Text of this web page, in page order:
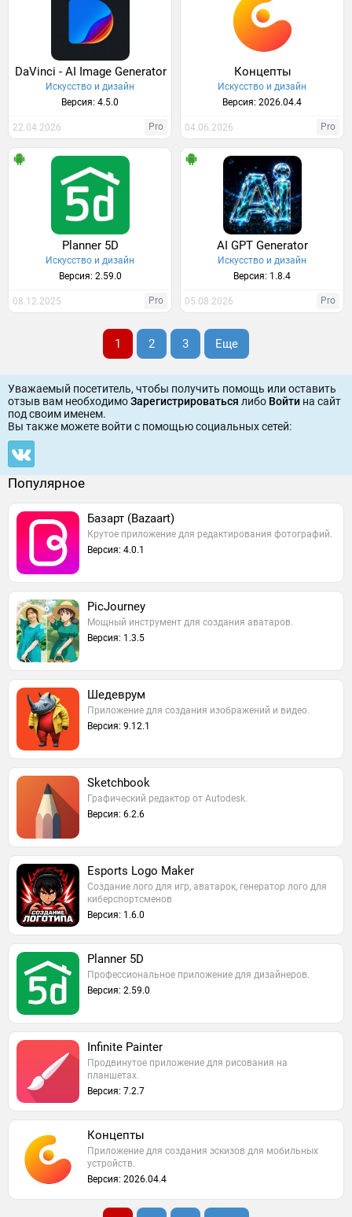
DaVinci - AI Image Generator
Искусство и дизайн
Версия: 4.5.0
22.04.2026 Pro
Концепты
Искусство и дизайн
Версия: 2026.04.4
04.06.2026 Pro
Planner 5D
Искусство и дизайн
Версия: 2.59.0
08.12.2025 Pro
AI GPT Generator
Искусство и дизайн
Версия: 1.8.4
05.08.2026 Pro
1 2 3 Еще
Уважаемый посетитель, чтобы получить помощь или оставить
отзыв вам необходимоЗарегистрироваться либо Войти на сайт
под своим именем.
Вы также можете войти c помощью социальных сетей:
Популярное
Базарт (Bazaart)
Крутое приложение для редактирования фотографий.
Версия: 4.0.1
PicJourney
Мощный инструмент для создания аватаров.
Версия: 1.3.5
Шедеврум
Приложение для создания изображений и видео.
Версия: 9.12.1
Sketchbook
Графический редактор от Autodesk.
Версия: 6.2.6
Esports Logo Maker
Создание лого для игр, аватарок, генератор лого для
киберспортсменов
Версия: 1.6.0
Planner 5D
Профессиональное приложение для дизайнеров.
Версия: 2.59.0
Infinite Painter
Продвинутое приложение для рисования на
планшетах.
Версия: 7.2.7
Концепты
Приложение для создания эскизов для мобильных
устройств.
Версия: 2026.04.4